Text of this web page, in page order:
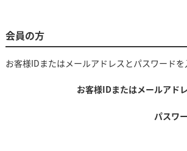
会員の方
お客様IDまたはメールアドレス とパスワード
お客様IDまたはメールアド
パスワ